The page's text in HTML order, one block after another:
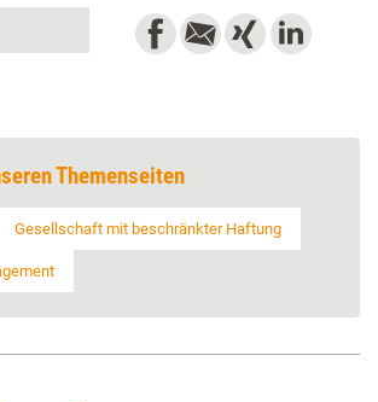
Themenseiten
Gesellschaft mit beschränkter Haftung